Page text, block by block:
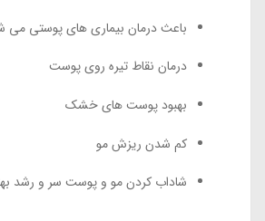
باعث درمان بیماری های پوستی می
درمان نقاط تیره روی پوست
بهبود پوست های خشک
کم شدن ریزش مو
شاداب کردن مو و پوست سر و رشد